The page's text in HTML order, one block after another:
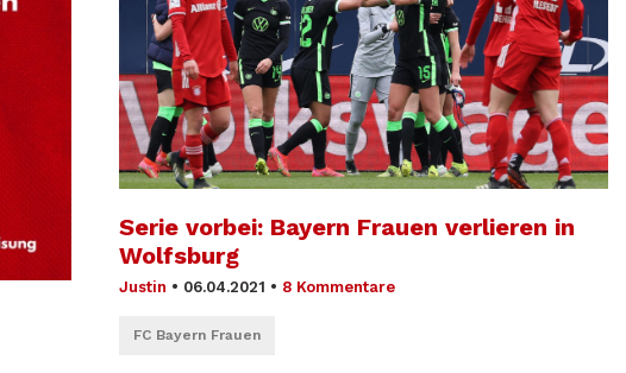
Serie vorbei: Bayern Frauen verlieren in
Wolfsburg
Justin • 06.04.2021 • 8 Kommentare
FC Bayern Frauen